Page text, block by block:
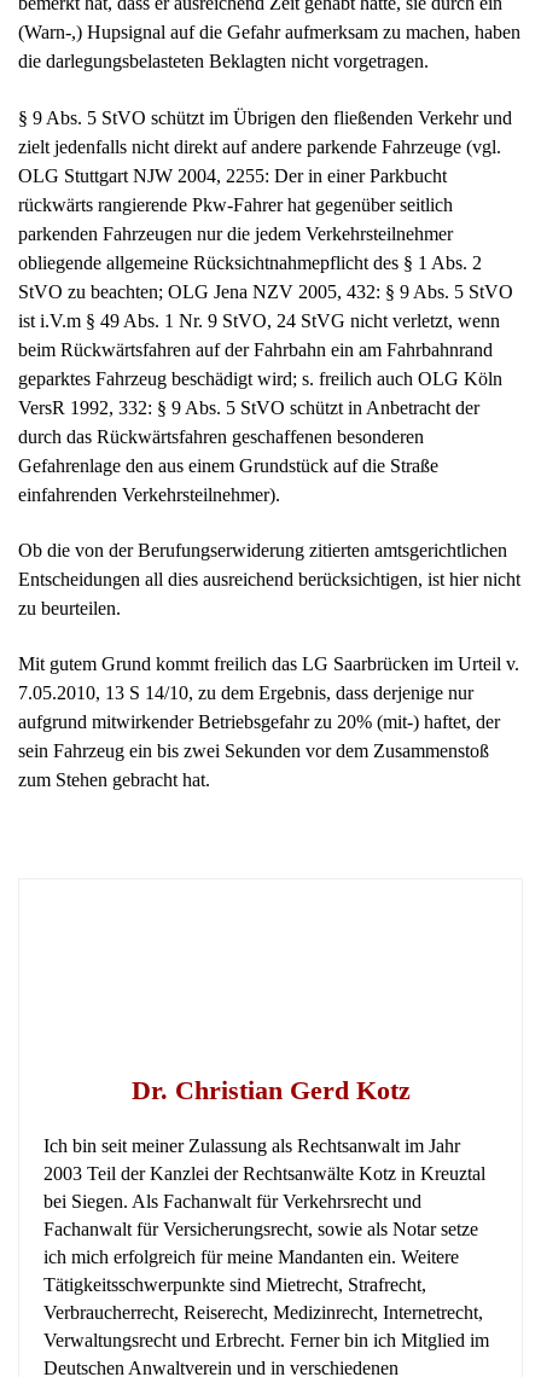
die darlegungsbelasteten Beklagten nicht vorgetragen.
zielt jedenfalls nicht direkt auf andere parkende Fahrzeuge (vgl.
OLG Stuttgart NJW 2004, 2255: Der in einer Parkbucht
rückwärts rangierende Pkw-Fahrer hat gegenüber seitlich
parkenden Fahrzeugen nur die jedem Verkehrsteilnehmer
obliegende allgemeine Rücksichtnahmepflicht des § 1 Abs. 2
StVO zu beachten; OLG Jena NZV 2005, 432: § 9 Abs. 5 StVO
ist i.V.m § 49 Abs. 1 Nr. 9 StVO, 24 StVG nicht verletzt, wenn
beim Rückwärtsfahren auf der Fahrbahn ein am Fahrbahnrand
geparktes Fahrzeug beschädigt wird; s. freilich auch OLG Köln
VersR 1992, 332: § 9 Abs. 5 StVO schützt in Anbetracht der
durch das Rückwärtsfahren geschaffenen besonderen
Gefahrenlage den aus einem Grundstück auf die Straße
einfahrenden Verkehrsteilnehmer).
Entscheidungen all dies ausreichend berücksichtigen, ist hier nicht
zu beurteilen.
7.05.2010, 13 S 14/10, zu dem Ergebnis, dass derjenige nur
aufgrund mitwirkender Betriebsgefahr zu 20% (mit-) haftet, der
sein Fahrzeug ein bis zwei Sekunden vor dem Zusammenstoß
zum Stehen gebracht hat.
2003 Teil der Kanzlei der Rechtsanwälte Kotz in Kreuztal
bei Siegen. Als Fachanwalt für Verkehrsrecht und
Fachanwalt für Versicherungsrecht, sowie als Notar setze
ich mich erfolgreich für meine Mandanten ein. Weitere
Tätigkeitsschwerpunkte sind Mietrecht, Strafrecht,
Verbraucherrecht, Reiserecht, Medizinrecht, Internetrecht,
Verwaltungsrecht und Erbrecht. Ferner bin ich Mitglied im
Deutschen Anwaltverein und in verschiedenen
Arbeitsgemeinschaften. Als Rechtsanwalt bin ich